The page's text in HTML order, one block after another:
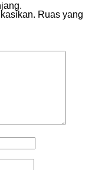
Ruas yang